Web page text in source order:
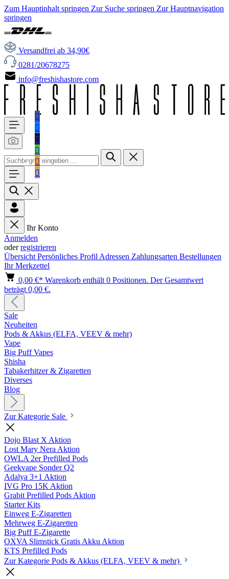
Zum Hauptinhalt springen Zur Suche springen Zur Hauptnavigation
springen
Versandfrei ab 34,90€
0281/20678275
info@freshishastore.com
Ihr Konto
Anmelden
oderregistrieren
Übersicht Persönliches Profil Adressen Zahlungsarten Bestellungen
Ihr Merkzettel
0,00 €* Warenkorb enthält 0 Positionen. Der Gesamtwert
beträgt 0,00 €.
Sale
Neuheiten
Pods & Akkus (ELFA, VEEV & mehr)
Vape
Big Puff Vapes
Shisha
Tabakerhitzer & Zigaretten
Diverses
Blog
Zur Kategorie Sale
Dojo Blast X Aktion
Lost Mary Nera Aktion
OWLA 2er Prefilled Pods
Geekvape Sonder Q2
Adalya 3+1 Aktion
IVG Pro 15K Aktion
Grabit Prefilled Pods Aktion
Starter Kits
Einweg E-Zigaretten
Mehrweg E-Zigaretten
Big Puff E-Zigarette
OXVA Slimstick Gratis Akku Aktion
KTS Prefilled Pods
Zur Kategorie Pods & Akkus (ELFA, VEEV & mehr)